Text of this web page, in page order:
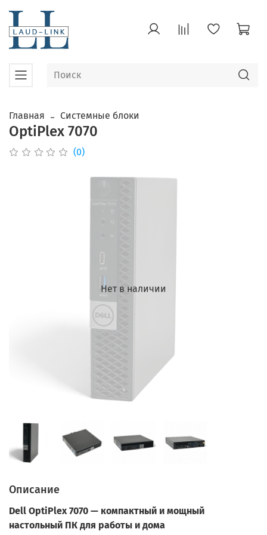
Главная Системные блоки
OptiPlex 7070
(0)
Нет в наличии
Описание
Dell OptiPlex 7070 — компактный и мощный
настольный ПК для работы и дома